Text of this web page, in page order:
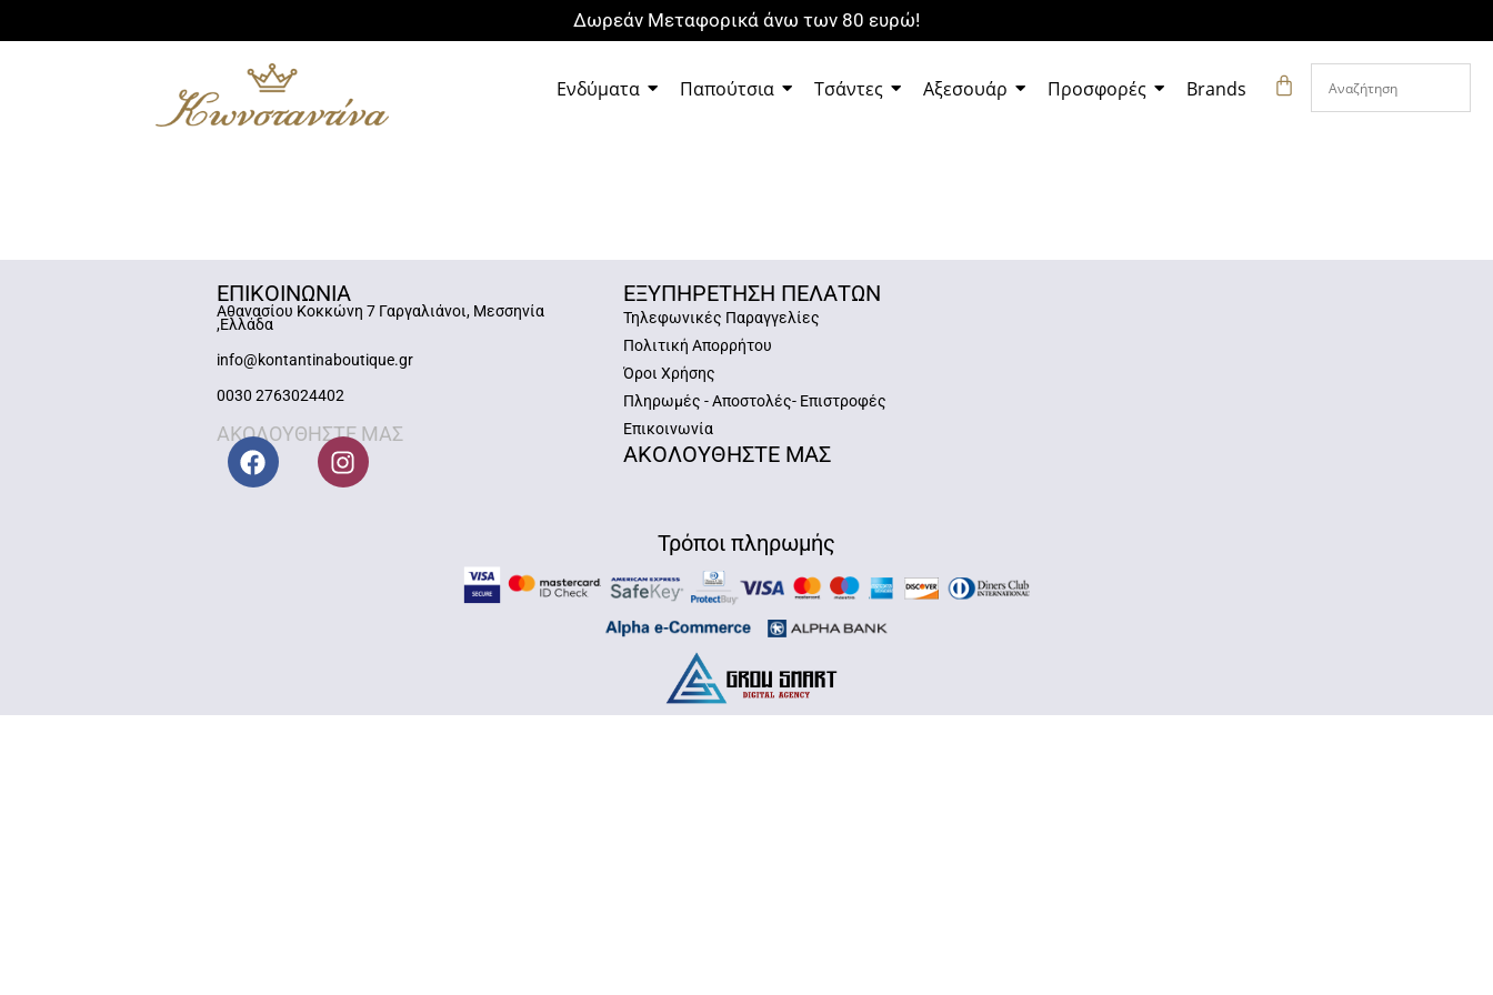
Δωρεάν Μεταφορικά άνω των 80 ευρώ!
Ενδύματα Παπούτσια Τσάντες Αξεσουάρ Προσφορές Brands
ΕΠΙΚΟΙΝΩΝΙΑ
Αθανασίου Κοκκώνη 7 Γαργαλιάνοι, Μεσσηνία
,Ελλάδα
info@kontantinaboutique.gr
0030 2763024402
ΑΚΟΛΟΥΘΗΣΤΕ ΜΑΣ
ΕΞΥΠΗΡΕΤΗΣΗ ΠΕΛΑΤΩΝ
Τηλεφωνικές Παραγγελίες
Πολιτική Απορρήτου
Όροι Χρήσης
Πληρωμές - Αποστολές- Επιστροφές
Επικοινωνία
ΑΚΟΛΟΥΘΗΣΤΕ ΜΑΣ
Τρόποι πληρωμής